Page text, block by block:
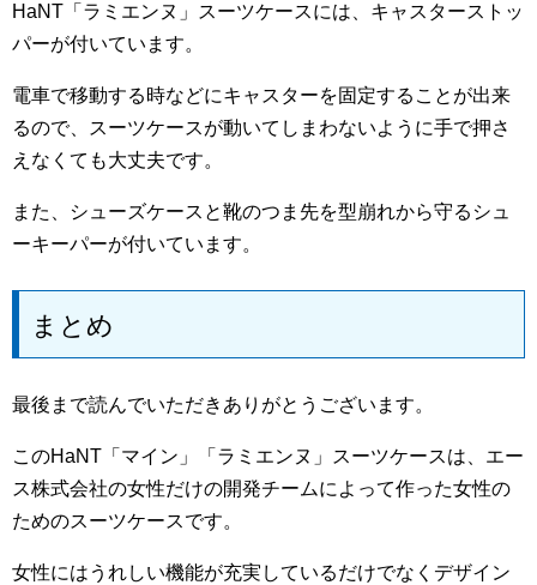
HaNT「ラミエンヌ」スーツケースには、キャスターストッ
パーが付いています。
電車で移動する時などにキャスターを固定することが出来
るので、スーツケースが動いてしまわないように手で押さ
えなくても大丈夫です。
また、シューズケースと靴のつま先を型崩れから守るシュ
ーキーパーが付いています。
まとめ
最後まで読んでいただきありがとうございます。
このHaNT「マイン」「ラミエンヌ」スーツケースは、エー
ス株式会社の女性だけの開発チームによって作った女性の
ためのスーツケースです。
女性にはうれしい機能が充実しているだけでなくデザイン